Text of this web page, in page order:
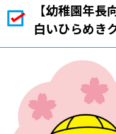
【幼稚園年
白いひらめき